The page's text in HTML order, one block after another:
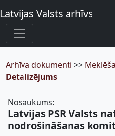
Latvijas Valsts arhīvs
Arhīva dokumenti >>
Detalizējums
Nosaukums:
Latvijas PSR Valsts
nodrošināšanas